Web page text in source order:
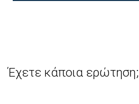
Έχετε κάποια ερώτηση;